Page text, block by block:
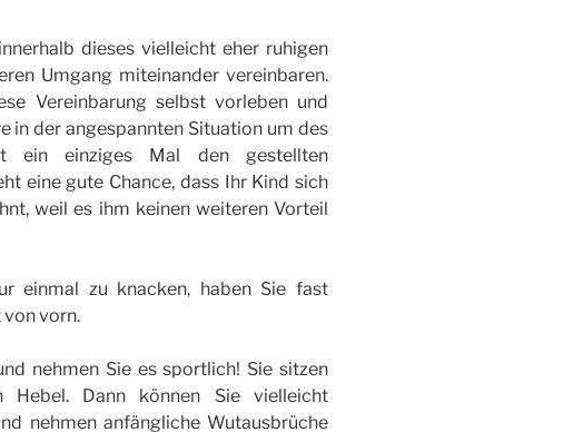
dieses vielleicht eher ruhigen
Umgang miteinander vereinbaren.
Vereinbarung selbst vorleben und
in der angespannten Situation um des
ein einziges Mal den gestellten
eine gute Chance, dass Ihr Kind sich
weil es ihm keinen weiteren Vorteil
einmal zu knacken, haben Sie fast
vorn.
nehmen Sie es sportlich! Sie sitzen
Hebel. Dann können Sie vielleicht
nehmen anfängliche Wutausbrüche